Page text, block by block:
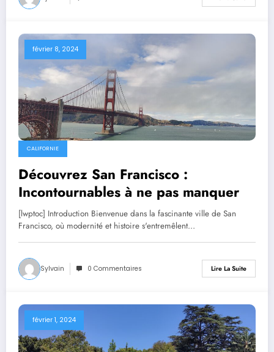
février 8, 2024
CALIFORNIE
Découvrez San Francisco :
Incontournables à ne pas manquer
[lwptoc] Introduction Bienvenue dans la fascinante ville de San
Francisco, où modernité et histoire s'entremêlent…
Sylvain 0 Commentaires Lire La Suite
février 1, 2024